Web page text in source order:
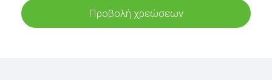
Προβολή χρεώσεων